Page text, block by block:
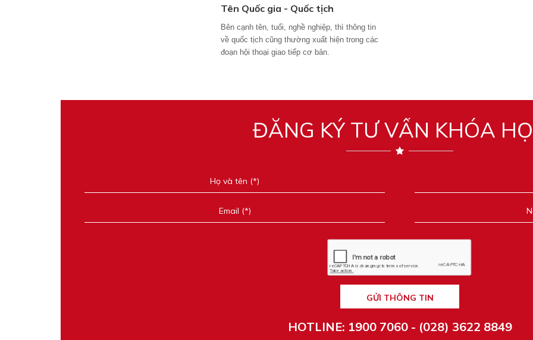
Tên Quốc gia - Quốc tịch
Bên cạnh tên, tuổi, nghề nghiệp, thì thông tin
về quốc tịch cũng thường xuất hiện trong các
đoạn hội thoại giao tiếp cơ bản.
ĐĂNG KÝ TƯ VẤN KHÓA
GỬI THÔNG TIN
HOTLINE: 1900 7060 - (028) 3622 8849